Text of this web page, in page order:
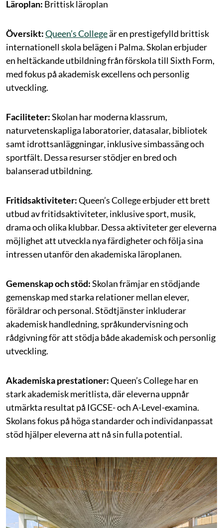
Läroplan: Brittisk läroplan
Översikt:Queen’s Collegeär en prestigefylld brittisk
internationell skola belägen i Palma. Skolan erbjuder
en heltäckande utbildning från förskola till Sixth Form,
med fokus på akademisk excellens och personlig
utveckling.
Faciliteter:Skolan har moderna klassrum,
naturvetenskapliga laboratorier, datasalar, bibliotek
samt idrottsanläggningar, inklusive simbassäng och
sportfält. Dessa resurser stödjer en bred och
balanserad utbildning.
Fritidsaktiviteter:Queen’s College erbjuder ett brett
utbud av fritidsaktiviteter, inklusive sport, musik,
drama och olika klubbar. Dessa aktiviteter ger eleverna
möjlighet att utveckla nya färdigheter och följa sina
intressen utanför den akademiska läroplanen.
Gemenskap och stöd:Skolan främjar en stödjande
gemenskap med starka relationer mellan elever,
föräldrar och personal. Stödtjänster inkluderar
akademisk handledning, språkundervisning och
rådgivning för att stödja både akademisk och personlig
utveckling.
Akademiska prestationer:Queen’s College har en
stark akademisk meritlista, där eleverna uppnår
utmärkta resultat på IGCSE- och A-Level-examina.
Skolans fokus på höga standarder och individanpassat
stöd hjälper eleverna att nå sin fulla potential.